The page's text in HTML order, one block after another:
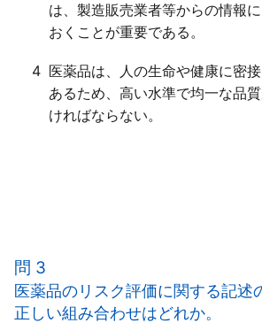
は、製造販売業者等からの情報
おくことが重要である。
4 医薬品は、人の生命や健康に密
あるため、高い水準で均一な品
ければならない。
認が行われる仕組みになっている。
問 3
医薬品のリスク評価に関する記述
正しい組み合わせはどれか。